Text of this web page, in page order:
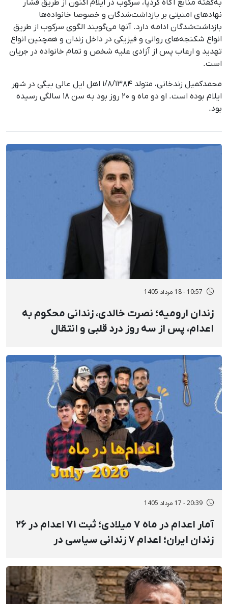
به‌گفته منابع آگاه کُردپا، سرکوب در ایلام اکنون از طریق فشار
نهادهای امنیتی بر بازداشت‌شدگان و خصوصا خانواده‌ها
بازداشت‌شدگان ادامه دارد. آنها می‌گویند الگوی سرکوب از طریق
انواع شکنجه‌های روانی و فیزیکی در داخل زندان و همچنین انواع
تهدید و ارعاب پس از آزادی علیه شخص و تمام خانواده در جریان
است.
محمدکمیل زندخانی، متولد ۱/۸/۱۳۸۴ اهل ایل عالی بیگی در شهر
ایلام بوده است. او دو ماه و ۲۰ روز بود به سن ۱۸ سالگی رسیده
بود.
10:57 - 18 مرداد 1405
زندان ارومیه؛ نصرت خالدی، زندانی محکوم به
اعدام، پس از سه روز درد قلبی و انتقال
20:39 - 17 مرداد 1405
آمار اعدام در ماه ۷ میلادی؛ ثبت ۷۱ اعدام در ۲۶
زندان ایران؛ اعدام ۷ زندانی سیاسی در